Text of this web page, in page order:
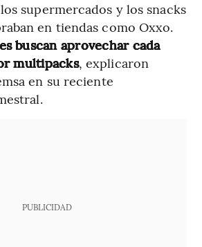
supermercados y los snacks
en tiendas como Oxxo.
buscan aprovechar cada
multipacks, explicaron
en su reciente
PUBLICIDAD